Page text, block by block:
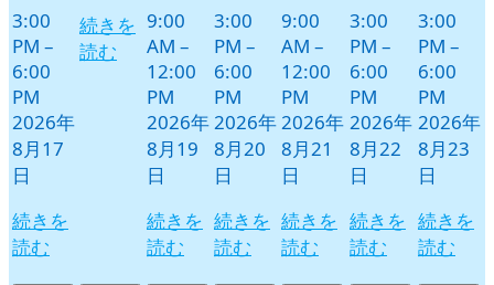
3:00
PM –
6:00
PM
2026年
8月17
日
続きを
読む
続きを
読む
9:00
AM –
12:00
PM
2026年
8月19
日
続きを
読む
3:00
PM –
6:00
PM
2026年
8月20
日
続きを
読む
9:00
AM –
12:00
PM
2026年
8月21
日
続きを
読む
3:00
PM –
6:00
PM
2026年
8月22
日
続きを
読む
3:00
PM –
6:00
PM
2026年
8月23
日
続きを
読む